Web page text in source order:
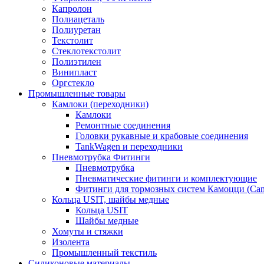
Капролон
Полиацеталь
Полиуретан
Текстолит
Стеклотекстолит
Полиэтилен
Винипласт
Оргстекло
Промышленные товары
Камлоки (переходники)
Камлоки
Ремонтные соединения
Головки рукавные и крабовые соединения
TankWagen и переходники
Пневмотрубка Фитинги
Пневмотрубка
Пневматические фитинги и комплектующие
Фитинги для тормозных систем Камоцци
Кольца USIT, шайбы медные
Кольца USIT
Шайбы медные
Хомуты и стяжки
Изолента
Промышленный текстиль